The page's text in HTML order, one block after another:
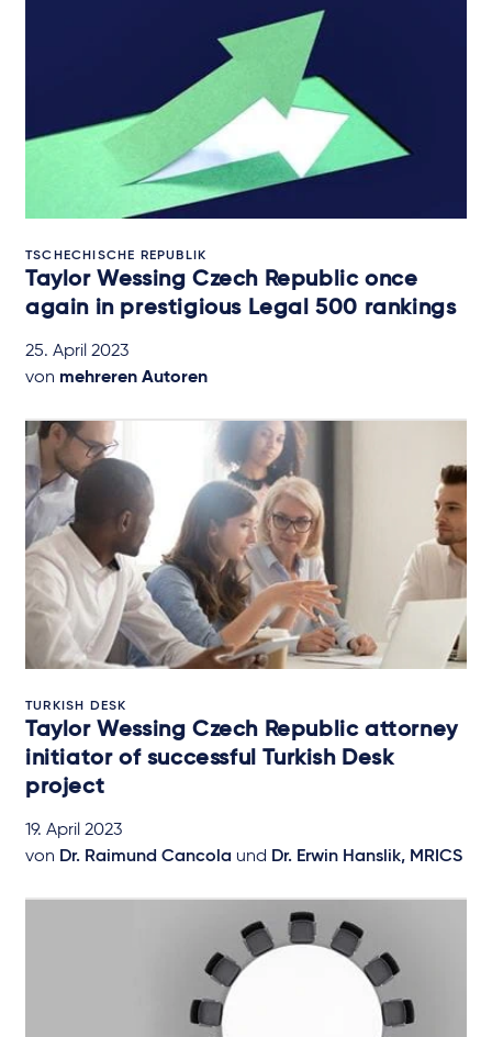
TSCHECHISCHE REPUBLIK
Taylor Wessing Czech Republic once
again in prestigious Legal 500 rankings
25. April 2023
von mehreren Autoren
TURKISH DESK
Taylor Wessing Czech Republic attorney
initiator of successful Turkish Desk
project
19. April 2023
von Dr. Raimund Cancola und Dr. Erwin Hanslik, MRICS